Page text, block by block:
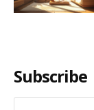
Subscribe